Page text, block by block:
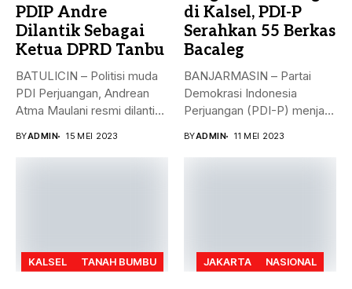
PDIP Andre
Dilantik Sebagai
Ketua DPRD Tanbu
BATULICIN – Politisi muda
PDI Perjuangan, Andrean
Atma Maulani resmi dilantik
BYADMIN 15 MEI 2023
di Kalsel, PDI-P
Serahkan 55 Berkas
Bacaleg
BANJARMASIN – Partai
Demokrasi Indonesia
Perjuangan (PDI-P) menjadi
BYADMIN 11 MEI 2023
KALSEL TANAH BUMBU JAKARTA NASIONAL